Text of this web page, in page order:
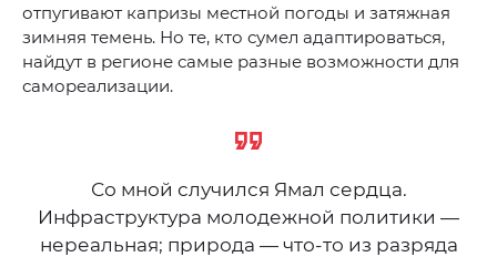
отпугивают капризы местной погоды и затяжная
зимняя темень. Но те, кто сумел адаптироваться,
найдут в регионе самые разные возможности для
самореализации.
Со мной случился Ямал сердца.
Инфраструктура молодежной политики —
нереальная; природа — что-то из разряда